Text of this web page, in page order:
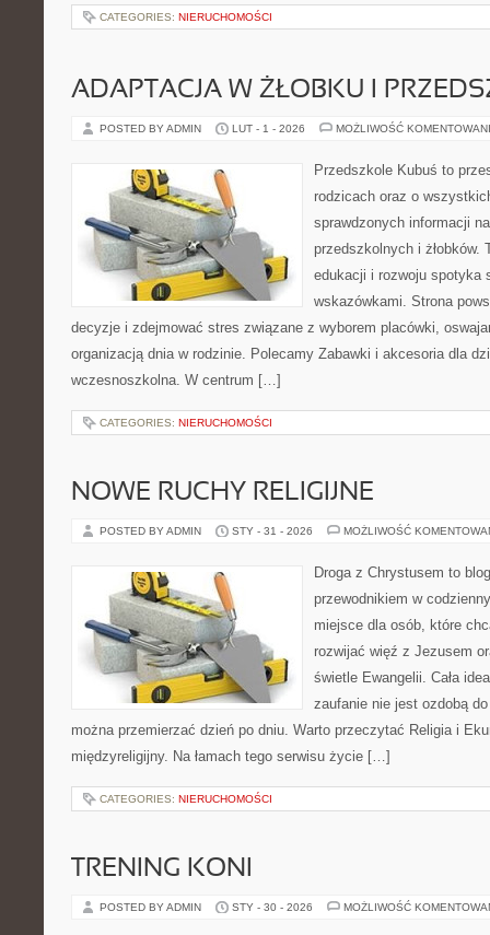
CATEGORIES: NIERUCHOMOŚCI
ADAPTACJA W ŻŁOBKU I
POSTED BY ADMIN LUT - 1 - 2026 MOŻLIWOŚĆ
Przedszkole Kubuś to
rodzicach oraz o
sprawdzonych informacji
przedszkolnych i żłobków.
edukacji i rozwoju spotyka
wskazówkami. Strona
decyzje i zdejmować stres związane z wyborem placówki,
organizacją dnia w rodzinie. Polecamy Zabawki i akcesoria dla
wczesnoszkolna. W centrum […]
CATEGORIES: NIERUCHOMOŚCI
NOWE RUCHY RELIGIJNE
POSTED BY ADMIN STY - 31 - 2026 MOŻLIWOŚĆ
Droga z Chrystusem to
przewodnikiem w
miejsce dla osób, które
rozwijać więź z Jezusem
świetle Ewangelii. Cała
zaufanie nie jest ozdobą
można przemierzać dzień po dniu. Warto przeczytać Religia i
międzyreligijny. Na łamach tego serwisu życie […]
CATEGORIES: NIERUCHOMOŚCI
TRENING KONI
POSTED BY ADMIN STY - 30 - 2026 MOŻLIWOŚĆ